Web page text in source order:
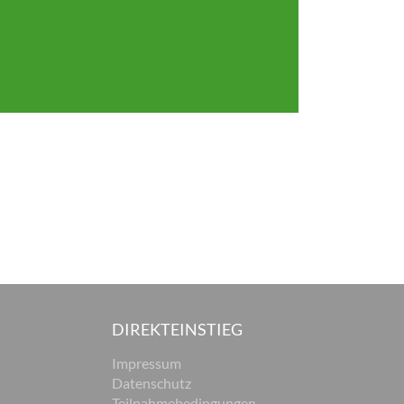
DIREKTEINSTIEG
Impressum
Datenschutz